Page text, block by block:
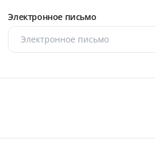
Электронное письмо